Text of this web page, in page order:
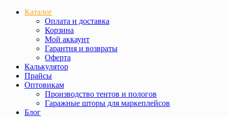
Каталог
Оплата и доставка
Корзина
Мой аккаунт
Гарантия и возвраты
Оферта
Калькулятор
Прайсы
Оптовикам
Производство тентов и пологов
Гаражные шторы для маркеплейсов
Блог